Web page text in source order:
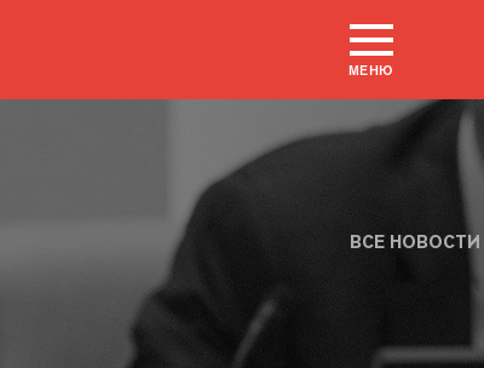
МЕНЮ
ВСЕ НОВОСТИ